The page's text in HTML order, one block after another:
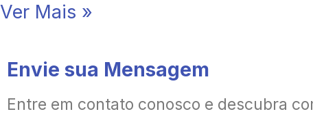
Ver Mais »
Envie sua Mensagem
Entre em contato conosco e descubra